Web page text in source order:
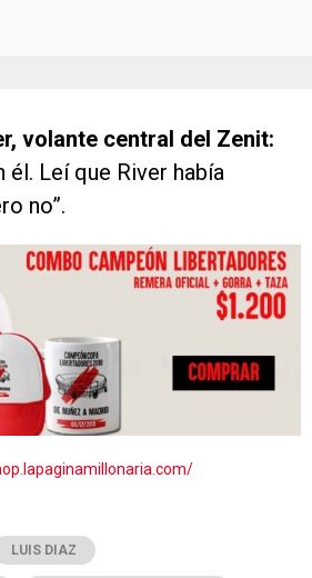
volante central del Zenit:
él. Leí que River había
no”.
LUIS DIAZ